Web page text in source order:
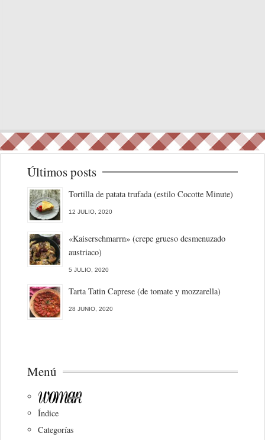
Últimos posts
Tortilla de patata trufada (estilo Cocotte Minute)
12 JULIO, 2020
«Kaiserschmarrn» (crepe grueso desmenuzado
austriaco)
5 JULIO, 2020
Tarta Tatin Caprese (de tomate y mozzarella)
28 JUNIO, 2020
Menú
Índice
Categorías